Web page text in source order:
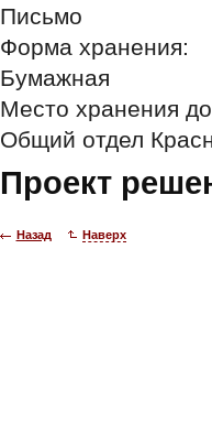
Письмо
Форма хранения:
Бумажная
Место хранения
Общий отдел
Проект
Назад Наверх